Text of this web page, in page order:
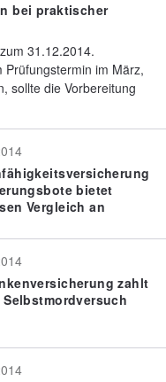
bei praktischer
31.12.2014.
im März,
sollte die Vorbereitung
bietet
Vergleich an
zahlt